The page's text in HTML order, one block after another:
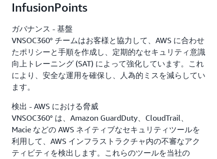
InfusionPoints
ガバナンス - 基盤
VNSOC360° チームはお客様と協力して、AWS に合わせ
たポリシーと手順を作成し、定期的なセキュリティ意識
向上トレーニング (SAT) によって強化しています。これ
により、安全な運用を確保し、人為的ミスを減らしてい
ます。
検出 - AWS における脅威
VNSOC360° は、Amazon GuardDuty、CloudTrail、
Macie などの AWS ネイティブなセキュリティツールを
利用して、AWS インフラストラクチャ内の不審なアク
ティビティを検出します。これらのツールを当社の